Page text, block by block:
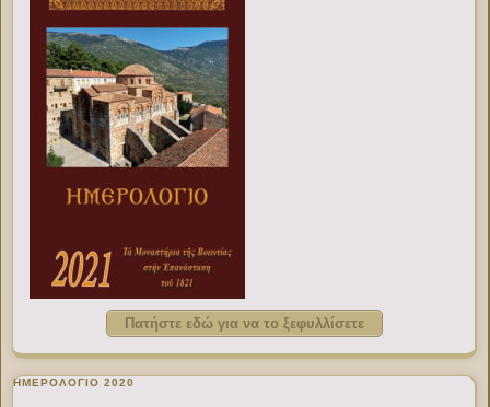
Πατήστε εδώ για να το ξεφυλλίσετε
ΗΜΕΡΟΛΟΓΙΟ 2020